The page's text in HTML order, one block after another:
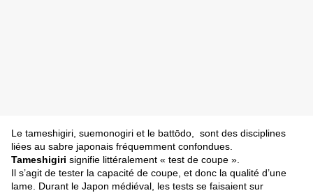
Le tameshigiri, suemonogiri et le battōdo, sont des disciplines
liées au sabre japonais fréquemment confondues.
Tameshigiri signifie littéralement « test de coupe ».
Il s’agit de tester la capacité de coupe, et donc la qualité d’une
lame. Durant le Japon médiéval, les tests se faisaient sur